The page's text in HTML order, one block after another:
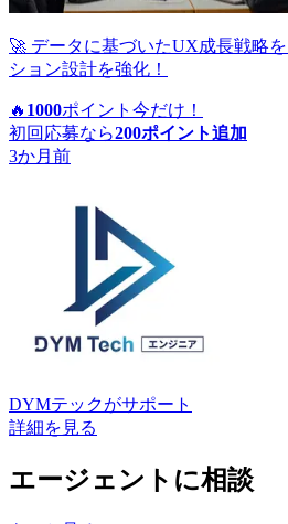
🚀 データに基づいたUX成長戦略
ション設計を強化！
🔥 1000ポイント 今だけ！
初回応募なら200ポイント追加
3か月前
DYMテックがサポート
詳細を見る
エージェントに相談